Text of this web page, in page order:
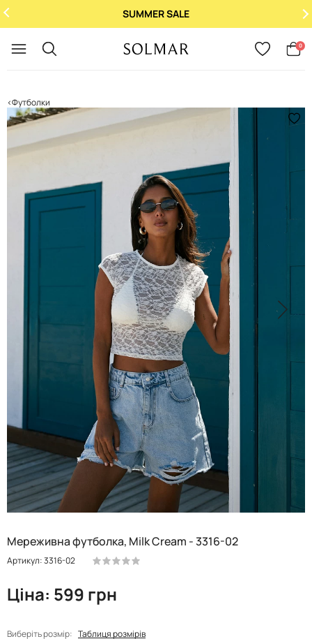
SUMMER SALE
0
Футболки
Мереживна футболка, Milk Cream - 3316-02
Артикул: 3316-02
Ціна: 599 грн
Виберіть розмір: Таблиця розмірів